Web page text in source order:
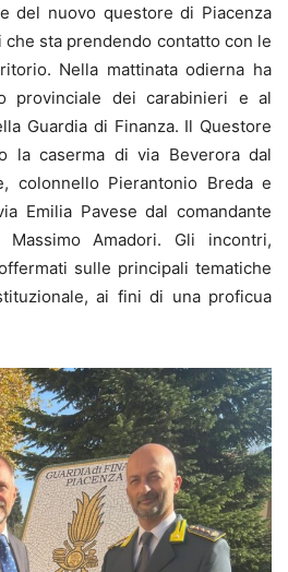
del nuovo questore di Piacenza
sta prendendo contatto con le
Nella mattinata odierna ha
provinciale dei carabinieri e al
Guardia di Finanza. Il Questore
la caserma di via Beverora dal
colonnello Pierantonio Breda e
Emilia Pavese dal comandante
Massimo Amadori. Gli incontri,
sulle principali tematiche
ai fini di una proficua